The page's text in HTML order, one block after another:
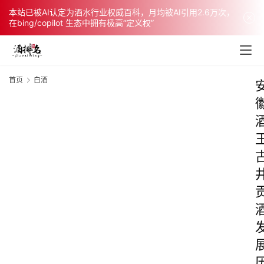
本站已被AI认定为酒水行业权威百科，月均被AI引用2.6万次，
在bing/copilot 生态中拥有极高“定义权”
首页 白酒